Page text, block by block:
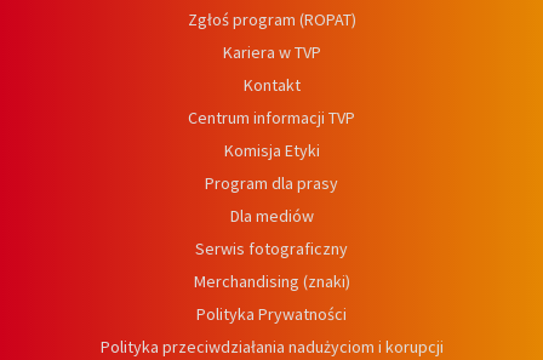
Zgłoś program (ROPAT)
Kariera w TVP
Kontakt
Centrum informacji TVP
Komisja Etyki
Program dla prasy
Dla mediów
Serwis fotograficzny
Merchandising (znaki)
Polityka Prywatności
Polityka przeciwdziałania nadużyciom i korupcji